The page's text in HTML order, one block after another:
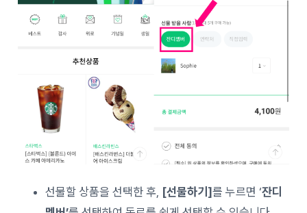
선물할 상품을 선택한 후, [선물하기]를 누르면 ‘잔디